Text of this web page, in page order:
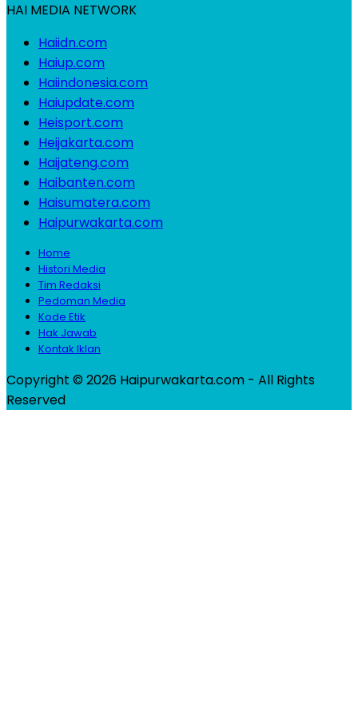
HAI MEDIA NETWORK
Haiidn.com
Haiup.com
Haiindonesia.com
Haiupdate.com
Heisport.com
Heijakarta.com
Haijateng.com
Haibanten.com
Haisumatera.com
Haipurwakarta.com
Home
Histori Media
Tim Redaksi
Pedoman Media
Kode Etik
Hak Jawab
Kontak Iklan
Copyright © 2026 Haipurwakarta.com - All Rights
Reserved